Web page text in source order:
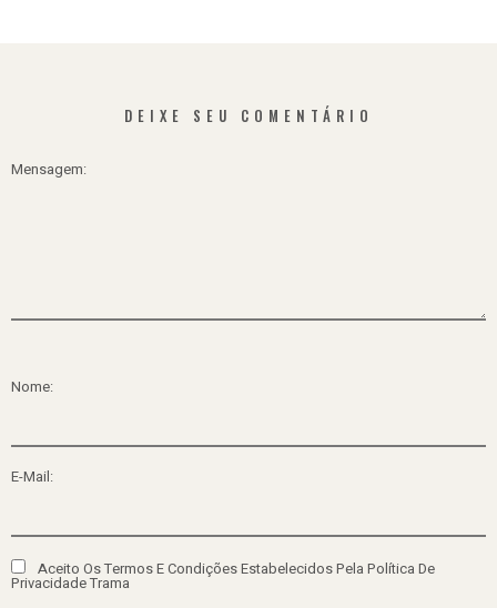
DEIXE SEU COMENTÁRIO
Mensagem:
Nome:
E-Mail:
Aceito Os Termos E Condições Estabelecidos Pela Política De
Privacidade Trama